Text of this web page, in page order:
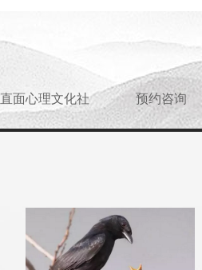
直面心理文化社 预约咨询